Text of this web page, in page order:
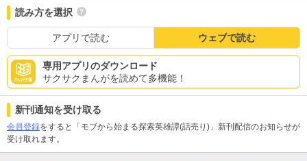
読み方を選択
アプリで読む ウェブで読む
専用アプリのダウンロード
サクサクまんがを読めて多機能！
新刊通知を受け取る
会員登録をすると「モブから始まる探索英雄譚(話売り)」新刊配信のお知らせが
受け取れます。